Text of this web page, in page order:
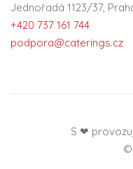
Jednořadá 1123/37,
+420 737 161 744
podpora@caterings.cz
S ❤
©